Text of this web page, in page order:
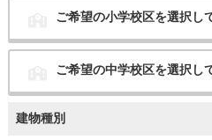
ご希望の小学校区を選択し
ご希望の中学校区を選択し
建物種別